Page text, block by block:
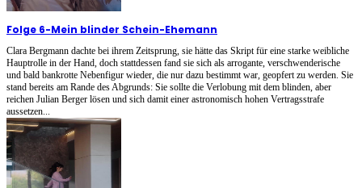
Folge 6-Mein blinder Schein-Ehemann
Clara Bergmann dachte bei ihrem Zeitsprung, sie hätte das Skript für eine starke weibliche
Hauptrolle in der Hand, doch stattdessen fand sie sich als arrogante, verschwenderische
und bald bankrotte Nebenfigur wieder, die nur dazu bestimmt war, geopfert zu werden. Sie
stand bereits am Rande des Abgrunds: Sie sollte die Verlobung mit dem blinden, aber
reichen Julian Berger lösen und sich damit einer astronomisch hohen Vertragsstrafe
aussetzen...